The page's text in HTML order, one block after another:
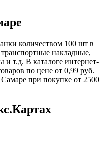
количеством 100 шт в
накладные,
и т.д. В каталоге интернет-
по цене от 0,99 руб.
при покупке от 2500